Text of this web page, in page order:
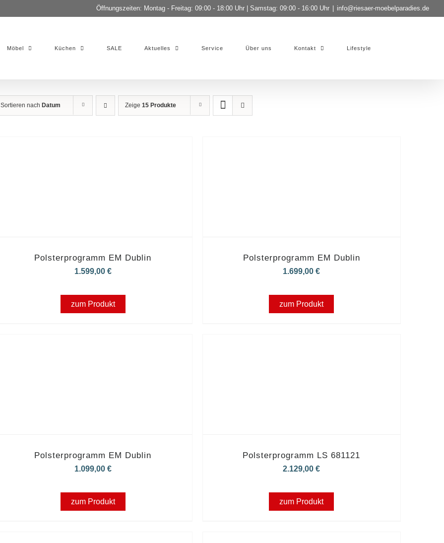
Öffnungszeiten: Montag - Freitag: 09:00 - 18:00 Uhr | Samstag: 09:00 - 16:00 Uhr info@riesaer-moebelparadies.de
Möbel Küchen SALE Aktuelles Service Über uns Kontakt Lifestyle
Sortieren nach Datum Zeige15 Produkte
Polsterprogramm EM Dublin
1.599,00 €
zum Produkt
Polsterprogramm EM Dublin
1.699,00€
zum Produkt
Polsterprogramm EM Dublin
1.099,00 €
zum Produkt
Polsterprogramm LS 681121
2.129,00€
zum Produkt